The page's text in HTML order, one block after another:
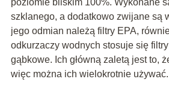
poziomie bliskim 100%. Wykonane
szklanego, a dodatkowo zwijane są
jego odmian należą filtry EPA,
odkurzaczy wodnych stosuje się
gąbkowe. Ich główną zaletą jest to,
więc można ich wielokrotnie używać.